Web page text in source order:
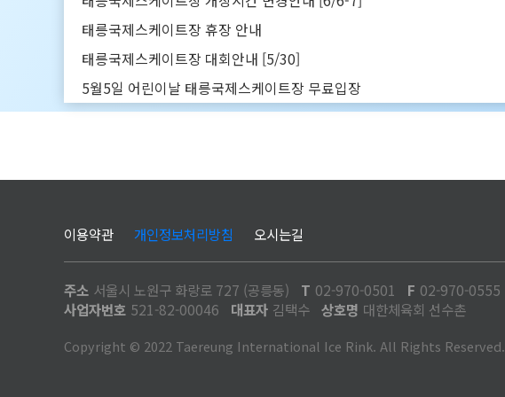
태릉국제스케이트장 휴장 안내
태릉국제스케이트장 대회안내 [5/30]
5월5일 어린이날 태릉국제스케이트장 무료입장
이용약관 개인정보처리방침 오시는길
주소 서울시 노원구 화랑로 727 (공릉동) T 02-970-0501 F 02-970-0555
사업자번호 521-82-00046 대표자 김택수 상호명 대한체육회 선수촌
Copyright © 2022 Taereung International Ice Rink. All Rights Reserved.